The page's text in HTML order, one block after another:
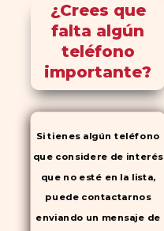
¿Crees que
falta algún
teléfono
importante?
Si tienes algún teléfono
que considere de interés
que no esté en la lista,
puede contactarnos
enviando un mensaje de